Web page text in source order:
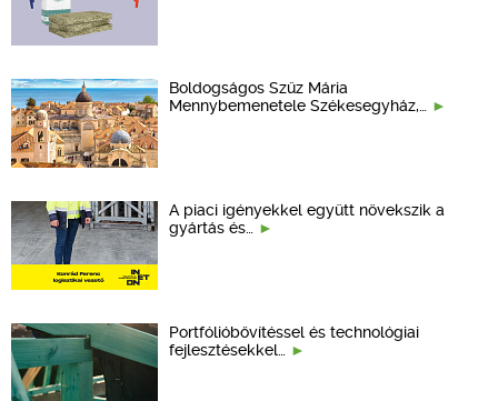
Boldogságos Szűz Mária
Mennybemenetele Székesegyház,…
A piaci igényekkel együtt növekszik a
gyártás és…
Portfólióbővítéssel és technológiai
fejlesztésekkel…